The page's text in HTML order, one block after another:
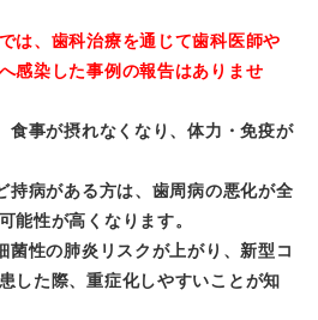
は、歯科治療を通じて歯科医師や
感染した事例の報告はありませ
食事が摂れなくなり、体力・免疫が
持病がある方は、歯周病の悪化が全
能性が高くなります。
菌性の肺炎リスクが上がり、新型コ
した際、重症化しやすいことが知